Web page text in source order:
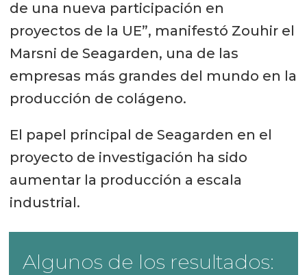
de una nueva participación en
proyectos de la UE”, manifestó Zouhir el
Marsni de Seagarden, una de las
empresas más grandes del mundo en la
producción de colágeno.
El papel principal de Seagarden en el
proyecto de investigación ha sido
aumentar la producción a escala
industrial.
Algunos de los resultados: